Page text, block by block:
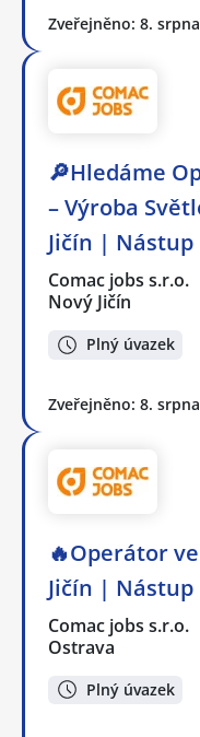
Zveřejněno: 8. srpna
🔎Hledáme
– Výroba
Jičín | Nástup
Comac jobs s.r.o.
Nový Jičín
Plný úvazek
Zveřejněno: 8. srpna
🔥Operátor
Jičín | Nástup
Comac jobs s.r.o.
Ostrava
Plný úvazek